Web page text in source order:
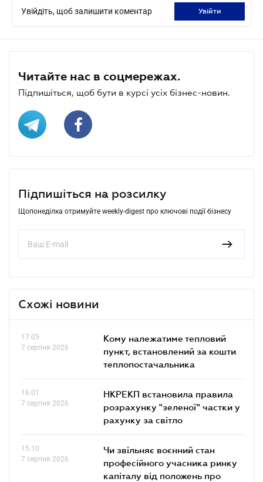
Увійдіть, щоб залишити коментар увійти
Читайте нас в соцмережах.
Підпишіться, щоб бути в курсі усіх бізнес-новин.
Підпишіться на розсилку
Щопонеділка отримуйте weekly-digest про ключові події бізнесу
Схожі новини
17.05
7 серпня 2026
Кому належатиме тепловий
пункт, встановлений за кошти
теплопостачальника
16.01
7 серпня 2026
НКРЕКП встановила правила
розрахунку "зеленої" частки у
рахунку за світло
15.10
7 серпня 2026
Чи звільняє воєнний стан
професійного учасника ринку
капіталу від положень про